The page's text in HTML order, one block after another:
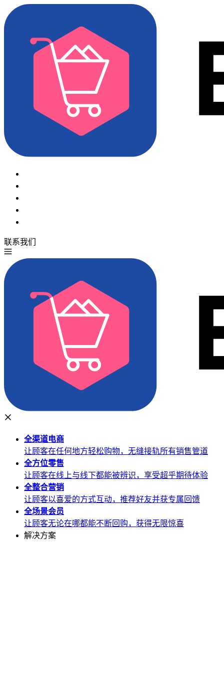
联系我们
全渠道电商
让顾客在任何地方轻松购物，无缝接轨所有销售管道
全方位零售
让顾客在线上与线下都能被辨识，享受超乎期待体验
全整合营销
让顾客以喜爱的方式互动，推荐好友并获专属回馈
全场景会员
让顾客无论在哪都能不断回购，获得无限惊喜
解决方案